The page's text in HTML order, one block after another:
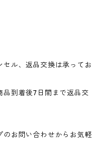
ル、返品交換は承ってお
品到着後7日間まで返品交
のお問い合わせからお気軽